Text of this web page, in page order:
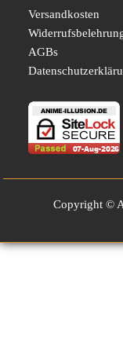
Versandkosten
AGBs
Copyright ©